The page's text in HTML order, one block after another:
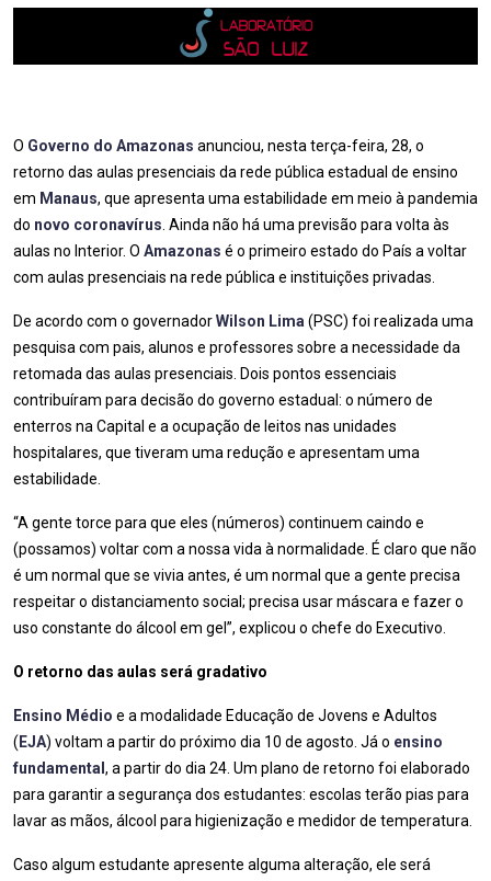
O Governo do Amazonas anunciou, nesta terça-feira, 28, o
retorno das aulas presenciais da rede pública estadual de ensino
em Manaus, que apresenta uma estabilidade em meio à pandemia
do novo coronavírus . Ainda não há uma previsão para volta às
aulas no Interior. O Amazonas é o primeiro estado do País a voltar
com aulas presenciais na rede pública e instituições privadas.
De acordo com o governadorWilson Lima (PSC) foi realizada uma
pesquisa com pais, alunos e professores sobre a necessidade da
retomada das aulas presenciais. Dois pontos essenciais
contribuíram para decisão do governo estadual: o número de
enterros na Capital e a ocupação de leitos nas unidades
hospitalares, que tiveram uma redução e apresentam uma
estabilidade.
“A gente torce para que eles (números) continuem caindo e
(possamos) voltar com a nossa vida à normalidade. É claro que não
é um normal que se vivia antes, é um normal que a gente precisa
respeitar o distanciamento social; precisa usar máscara e fazer o
uso constante do álcool em gel”, explicou o chefe do Executivo.
O retorno das aulas será gradativo
Ensino Médio e a modalidade Educação de Jovens e Adultos
( EJA) voltam a partir do próximo dia 10 de agosto. Já o ensino
fundamental , a partir do dia 24. Um plano de retorno foi elaborado
para garantir a segurança dos estudantes: escolas terão pias para
lavar as mãos, álcool para higienização e medidor de temperatura.
Caso algum estudante apresente alguma alteração, ele será